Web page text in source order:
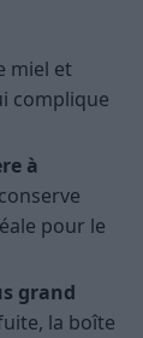
miel et
complique
à
pour le
grand
la boîte